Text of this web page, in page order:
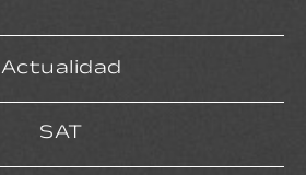
Actualidad
SAT